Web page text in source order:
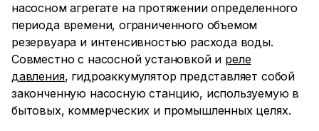
насосном агрегате на протяжении определенного
периода времени, ограниченного объемом
резервуара и интенсивностью расхода воды.
Совместно с насосной установкой и реле
давления, гидроаккумулятор представляет собой
законченную насосную станцию, используемую в
бытовых, коммерческих и промышленных целях.